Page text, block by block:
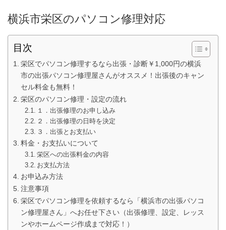
横浜市栄区のパソコン修理対応
目次
栄区でパソコン修理するなら出張・診断￥1,000円の横浜
市の出張パソコン修理屋さんがオススメ！出張後のキャン
セル料金も無料！
栄区のパソコン修理・設定の流れ
１．出張修理のお申し込み
２．出張修理の日時を決定
３．出張とお支払い
料金・お支払いについて
栄区への出張料金の内容
お支払方法
お申込み方法
注意事項
栄区でパソコン修理を依頼するなら「横浜市の出張パソコ
ン修理屋さん」へお任せ下さい（出張修理、設定、レッス
ンやホームページ作成まで対応！）